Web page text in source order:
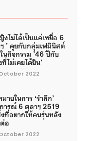
งไม่ได้เป็นแค่เหยื่อ 6
’ คุยกับกลุ่มเฟมินิสต์
นกิจกรรม ’46 ปีกับ
ที่ไม่เคยได้ยิน’
2022
มายในการ ‘รำลึก’
ารณ์ 6 ตุลาฯ 2519
ที่อยากให้คนรุ่นหลัง
อ
2022